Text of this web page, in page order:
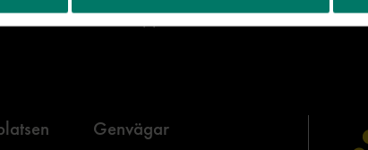
Senast uppdaterad2026-06-30
Genvägar